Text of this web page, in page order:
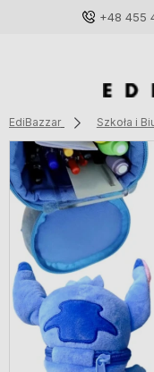
+48 455
Wybierz coś dla
zaloguj się, aby
EdiBazzar Szkoła i